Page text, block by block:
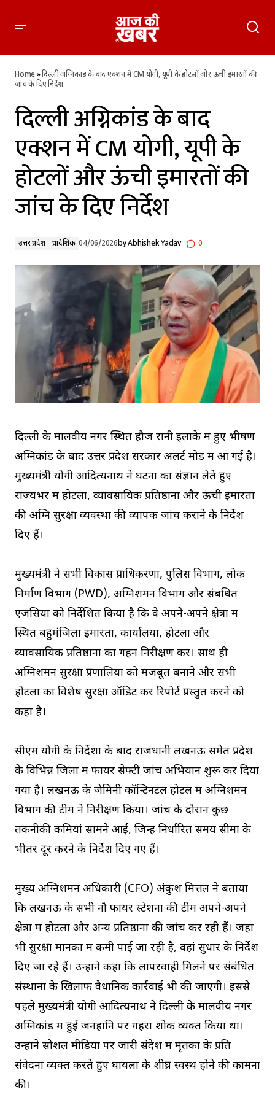
इमारतों की जांच के दिए निर्देश
Home»दिल्ली अग्निकांड के बाद एक्शन में CM योगी, यूपी के होटलों और ऊंची इमारतों की
जांच के दिए निर्देश
दिल्ली अग्निकांड के बाद
एक्शन में CM योगी, यूपी के
होटलों और ऊंची इमारतों की
जांच के दिए निर्देश
उत्तर प्रदेश प्रादेशिक 04/06/2026byAbhishek Yadav 0
दिल्ली के मालवीय नगर स्थित हौज रानी इलाके में हुए भीषण
अग्निकांड के बाद उत्तर प्रदेश सरकार अलर्ट मोड में आ गई है।
मुख्यमंत्री योगी आदित्यनाथ ने घटना का संज्ञान लेते हुए
राज्यभर में होटलों, व्यावसायिक प्रतिष्ठानों और ऊंची इमारतों
की अग्नि सुरक्षा व्यवस्था की व्यापक जांच कराने के निर्देश
दिए हैं।
मुख्यमंत्री ने सभी विकास प्राधिकरणों, पुलिस विभाग, लोक
निर्माण विभाग (PWD), अग्निशमन विभाग और संबंधित
एजेंसियों को निर्देशित किया है कि वे अपने-अपने क्षेत्रों में
स्थित बहुमंजिला इमारतों, कार्यालयों, होटलों और
व्यावसायिक प्रतिष्ठानों का गहन निरीक्षण करें। साथ ही
अग्निशमन सुरक्षा प्रणालियों को मजबूत बनाने और सभी
होटलों का विशेष सुरक्षा ऑडिट कर रिपोर्ट प्रस्तुत करने को
कहा है।
सीएम योगी के निर्देशों के बाद राजधानी लखनऊ समेत प्रदेश
के विभिन्न जिलों में फायर सेफ्टी जांच अभियान शुरू कर दिया
गया है। लखनऊ के जेमिनी कॉन्टिनेंटल होटल में अग्निशमन
विभाग की टीम ने निरीक्षण किया। जांच के दौरान कुछ
तकनीकी कमियां सामने आईं, जिन्हें निर्धारित समय सीमा के
भीतर दूर करने के निर्देश दिए गए हैं।
मुख्य अग्निशमन अधिकारी (CFO) अंकुश मित्तल ने बताया
कि लखनऊ के सभी नौ फायर स्टेशनों की टीमें अपने-अपने
क्षेत्रों में होटलों और अन्य प्रतिष्ठानों की जांच कर रही हैं। जहां
भी सुरक्षा मानकों में कमी पाई जा रही है, वहां सुधार के निर्देश
दिए जा रहे हैं। उन्होंने कहा कि लापरवाही मिलने पर संबंधित
संस्थानों के खिलाफ वैधानिक कार्रवाई भी की जाएगी। इससे
पहले मुख्यमंत्री योगी आदित्यनाथ ने दिल्ली के मालवीय नगर
अग्निकांड में हुई जनहानि पर गहरा शोक व्यक्त किया था।
उन्होंने सोशल मीडिया पर जारी संदेश में मृतकों के प्रति
संवेदना व्यक्त करते हुए घायलों के शीघ्र स्वस्थ होने की कामना
की।